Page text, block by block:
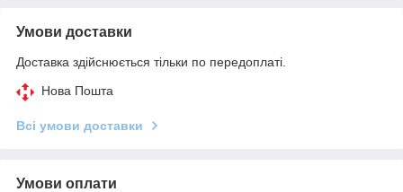
Умови доставки
Доставка здійснюється тільки по передоплаті.
Нова Пошта
Всі умови доставки
Умови оплати